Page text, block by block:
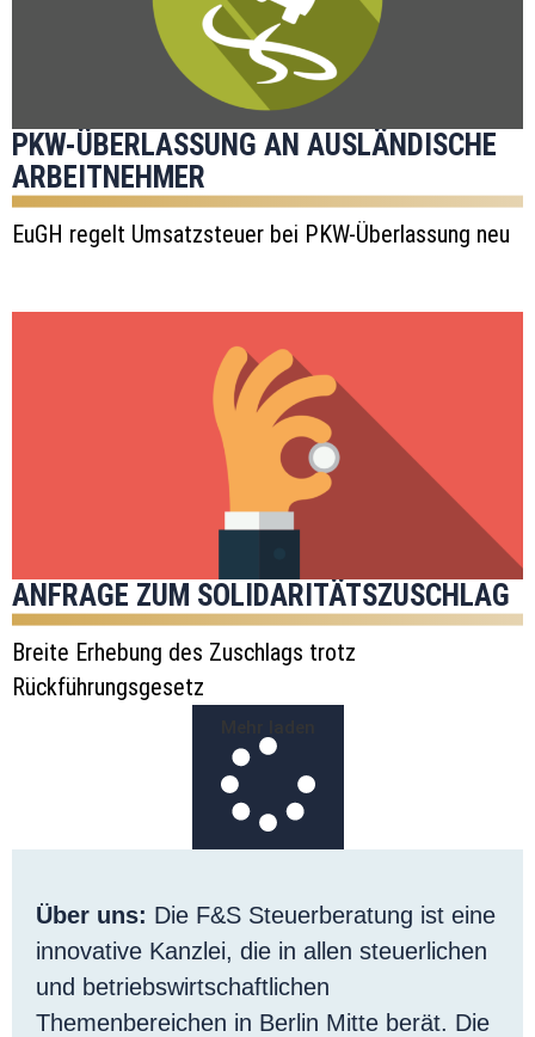
PKW-ÜBERLASSUNG AN AUSLÄNDISCHE
ARBEITNEHMER
EuGH regelt Umsatzsteuer bei PKW-Überlassung neu
ANFRAGE ZUM SOLIDARITÄTSZUSCHLAG
Breite Erhebung des Zuschlags trotz
Rückführungsgesetz
Über uns: Die F&S Steuerberatung ist eine
innovative Kanzlei, die in allen steuerlichen
und betriebswirtschaftlichen
Themenbereichen in Berlin Mitte berät. Die